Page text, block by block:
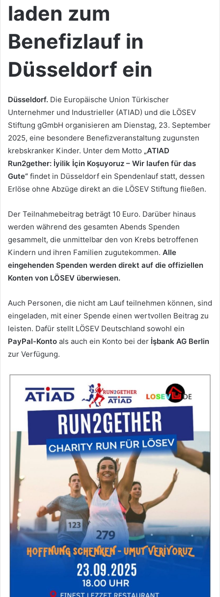
laden zum
Benefizlauf in
Düsseldorf ein
Düsseldorf. Die Europäische Union Türkischer
Unternehmer und Industrieller (ATIAD) und die LÖSEV
Stiftung gGmbH organisieren am Dienstag, 23. September
2025, eine besondere Benefizveranstaltung zugunsten
krebskranker Kinder. Unter dem Motto „ATIAD
Run2gether: İyilik İçin Koşuyoruz – Wir laufen für das
Gute“ findet in Düsseldorf ein Spendenlauf statt, dessen
Erlöse ohne Abzüge direkt an die LÖSEV Stiftung fließen.
Der Teilnahmebeitrag beträgt 10 Euro. Darüber hinaus
werden während des gesamten Abends Spenden
gesammelt, die unmittelbar den von Krebs betroffenen
Kindern und ihren Familien zugutekommen. Alle
eingehenden Spenden werden direkt auf die offiziellen
Konten von LÖSEV überwiesen.
Auch Personen, die nicht am Lauf teilnehmen können, sind
eingeladen, mit einer Spende einen wertvollen Beitrag zu
leisten. Dafür stellt LÖSEV Deutschland sowohl ein
PayPal-Konto als auch ein Konto bei der İşbank AG Berlin
zur Verfügung.